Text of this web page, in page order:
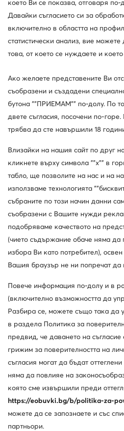
Beverly Hills Polo
Мода според правилата на
Разгледайте
Дамска колекция
което Ви се показва, отговаря
Давайки съгласието си за
включително в областта на
статистически анализ, вие
това, от което се нуждаете и
Ако желаете представените Ви
съобразени и създадени
бутона ""ПРИЕМАМ"" по-долу. По
двете съгласия, посочени по-
трябва да сте навършили 18
Влизайки на нашия сайт по друг
кликнете върху символа ""x"" в
табло, ще позволите на нас и на
използваме технологията
събраните по този начин данни
съобразени с Вашите нужди
подобряваме качеството на
(чието съдържание обаче няма да
избора Ви като потребител),
Вашия браузър не ни попречат да
Повече информация по-долу и в
(включително възможността да
Разбира се, можете също така да
в раздела Политика за
предвид, че даването на
грижим за поверителността на
съгласия могат да бъдат
няма да повлияе на
която сме извършили преди
https://eobuvki.bg/b/politika-za-
можете да се запознаете и със
партньори.